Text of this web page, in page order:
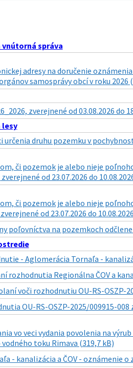
vnútorná správa
adresy na doručenie
samosprávy obcí v roku 2026
zverejnené od 03.08.2026 do
lesy
určenia druhu pozemku v
či pozemok je alebo nieje
od 23.07.2026 do
či pozemok je alebo nieje
od 23.07.2026 do
poľovníctva na pozemkoch
- Aglomerácia Tornaľa -
rozhodnutia Regionálna ČOV a
voči rozhodnutiu OU-RS-OSZP-
OU-RS-OSZP-2025/009915-
vo veci vydania povolenia na
toku Rimava (319,7 kB)
- kanalizácia a ČOV - oznámenie